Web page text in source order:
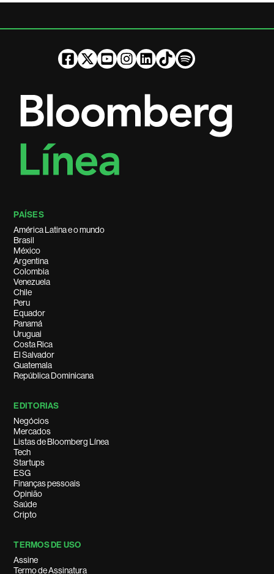
PAÍSES
América Latina e o mundo
Brasil
México
Argentina
Colombia
Venezuela
Chile
Peru
Equador
Panamá
Uruguai
Costa Rica
El Salvador
Guatemala
República Dominicana
EDITORIAS
Negócios
Mercados
Listas de Bloomberg Línea
Tech
Startups
ESG
Finanças pessoais
Opinião
Saúde
Cripto
TERMOS DE USO
Assine
Termo de Assinatura